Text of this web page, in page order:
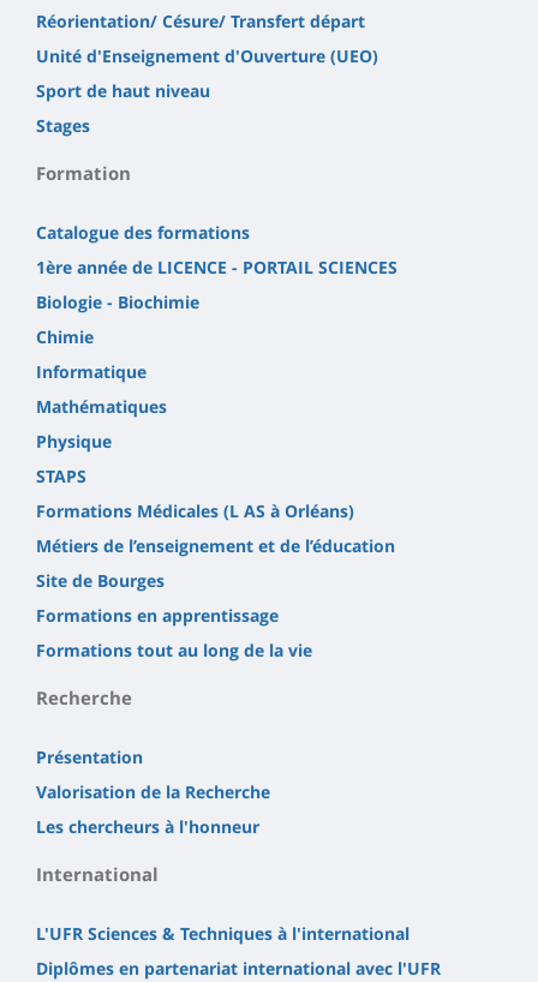
Réorientation/ Césure/ Transfert départ
Unité d'Enseignement d'Ouverture (UEO)
Sport de haut niveau
Stages
Formation
Catalogue des formations
1ère année de LICENCE - PORTAIL SCIENCES
Biologie - Biochimie
Chimie
Informatique
Mathématiques
Physique
STAPS
Formations Médicales (L AS à Orléans)
Métiers de l’enseignement et de l’éducation
Site de Bourges
Formations en apprentissage
Formations tout au long de la vie
Recherche
Présentation
Valorisation de la Recherche
Les chercheurs à l'honneur
International
L'UFR Sciences & Techniques à l'international
Diplômes en partenariat international avec l'UFR